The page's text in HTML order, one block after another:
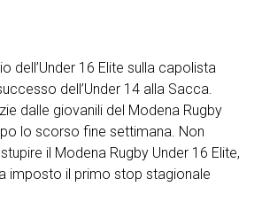
dell’Under 16 Elite sulla capolista
dell’Under 14 alla Sacca.
dalle giovanili del Modena Rugby
lo scorso fine settimana. Non
il Modena Rugby Under 16 Elite,
imposto il primo stop stagionale